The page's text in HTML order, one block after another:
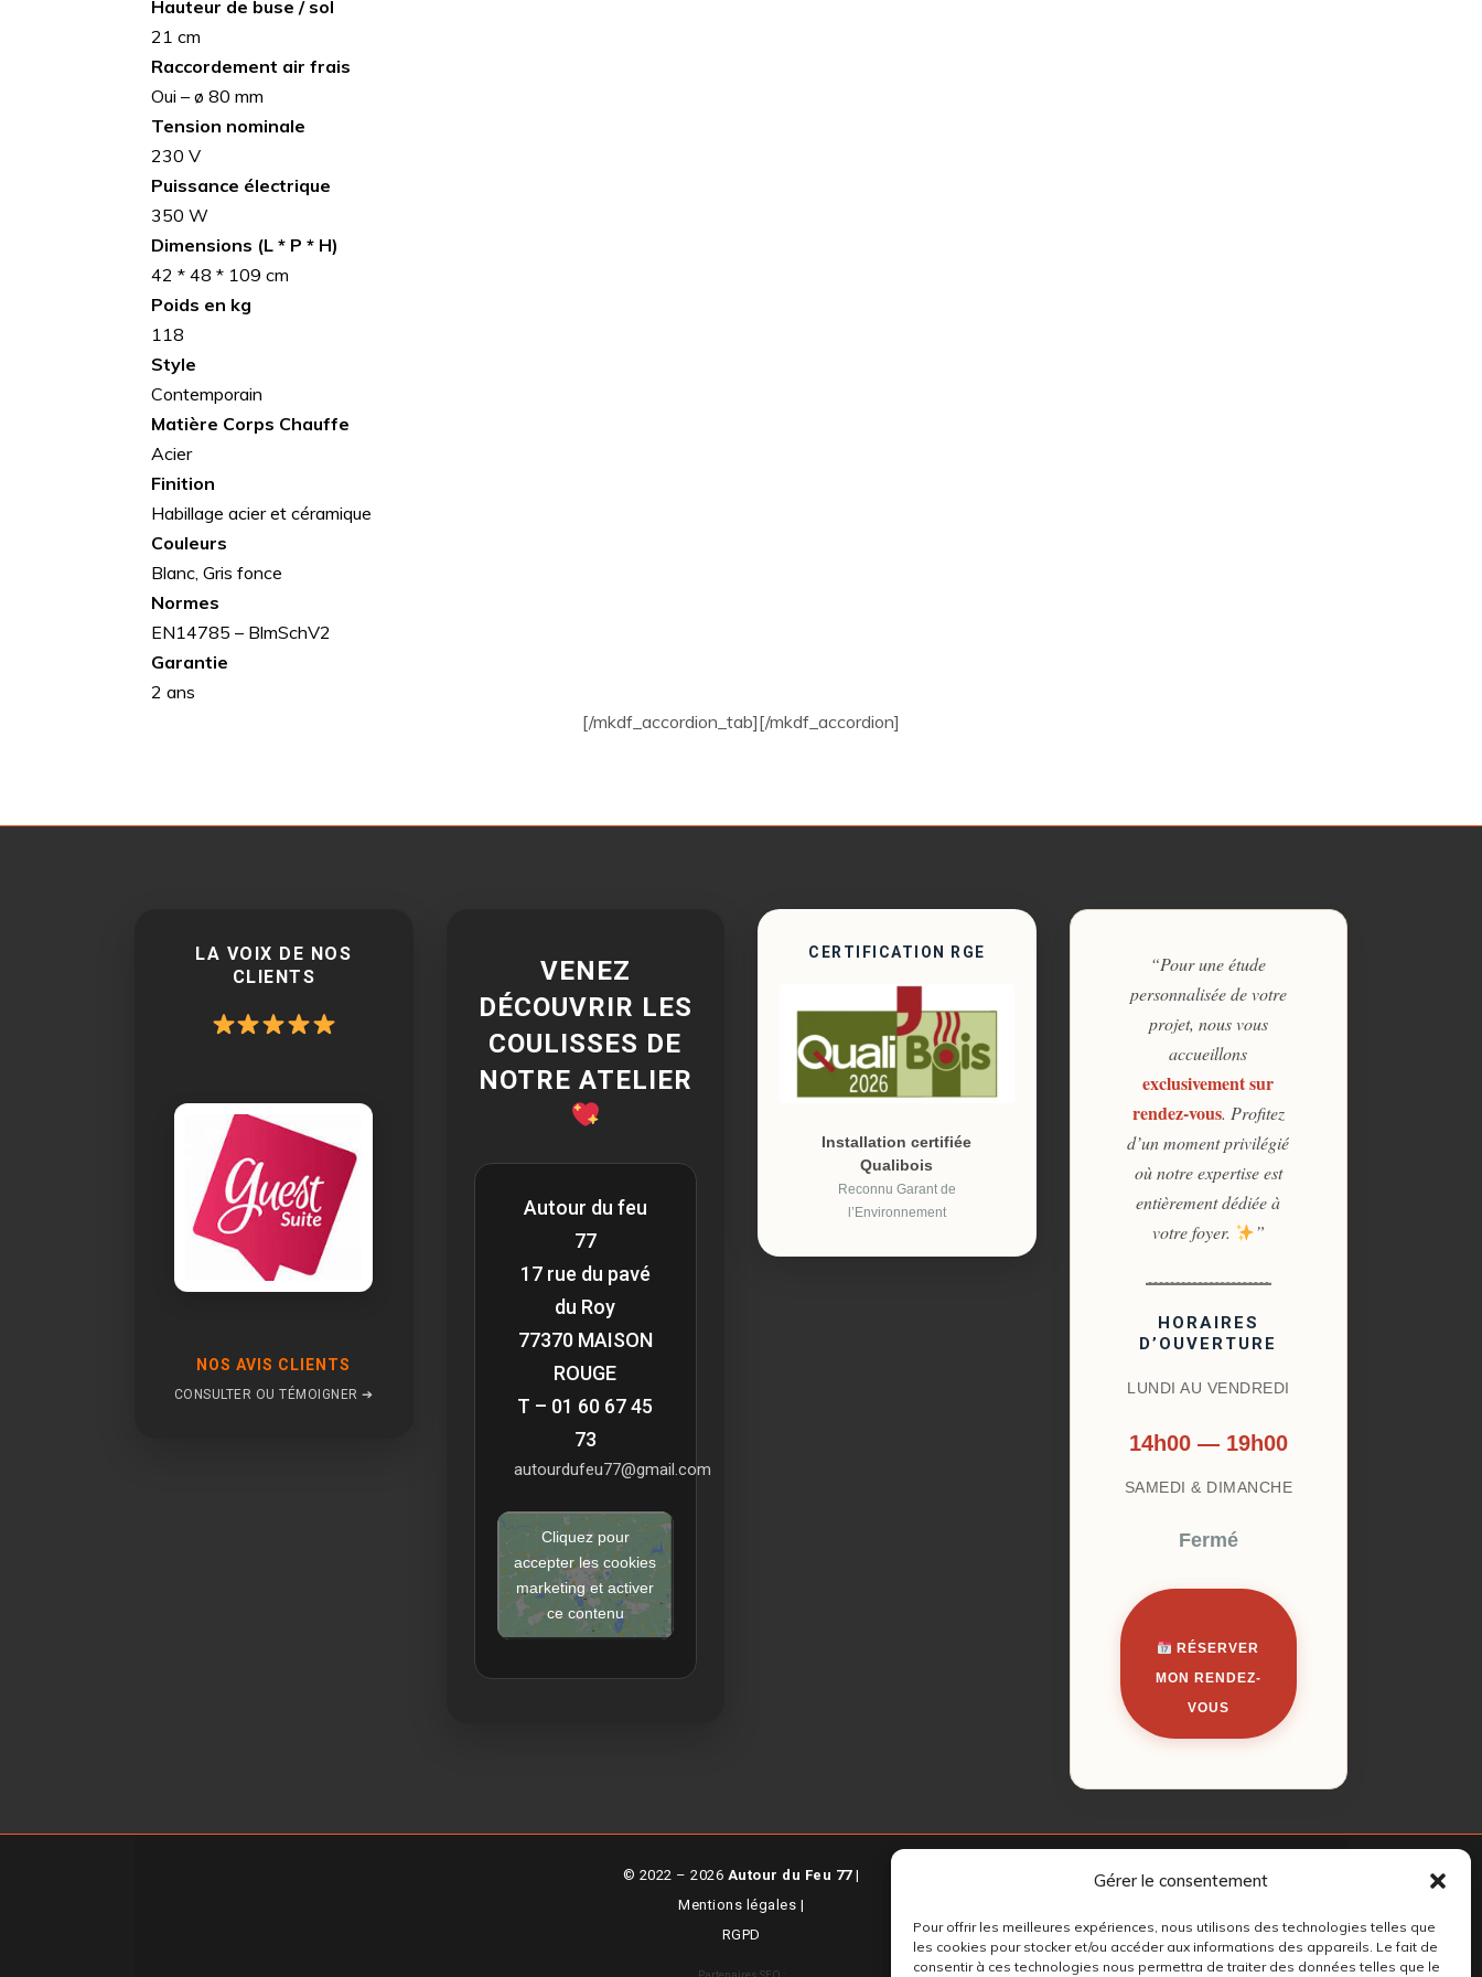
Gérer le consentement
Pour offrir les meilleures expériences, nous utilisons des technologies telles que
les cookies pour stocker et/ou accéder aux informations des appareils. Le fait de
consentir à ces technologies nous permettra de traiter des données telles que le
Hauteur de buse / sol
21 cm
Raccordement air frais
Oui – ø 80 mm
Tension nominale
230 V
Puissance électrique
350 W
Dimensions (L * P * H)
42 * 48 * 109 cm
Poids en kg
118
Style
Contemporain
Matière Corps Chauffe
Acier
Finition
Habillage acier et céramique
Couleurs
Blanc, Gris fonce
Normes
EN14785 – BlmSchV2
Garantie
2 ans
[/mkdf_accordion_tab][/mkdf_accordion]
LA VOIX DE NOS
CLIENTS
NOS AVIS CLIENTS
CONSULTER OU TÉMOIGNER ➔
VENEZ
DÉCOUVRIR LES
COULISSES DE
NOTRE ATELIER
Autour du feu
77
17 rue du pavé
du Roy
77370 MAISON
ROUGE
T – 01 60 67 45
73
autourdufeu77@gmail.com
Cliquez pour
accepter les cookies
marketing et activer
ce contenu
CERTIFICATION RGE
Installation certifiée
Qualibois
Reconnu Garant de
l’Environnement
“Pour une étude
personnalisée de votre
projet, nous vous
accueillons
exclusivement sur
rendez-vous. Profitez
d’un moment privilégié
où notre expertise est
entièrement dédiée à
votre foyer.
”
HORAIRES
D’OUVERTURE
LUNDI AU VENDREDI
14h00 — 19h00
SAMEDI & DIMANCHE
Fermé
RÉSERVER
MON RENDEZ-
VOUS
© 2022 – 2026 Autour du Feu 77|
Mentions légales |
RGPD